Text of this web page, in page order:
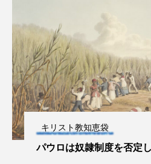
キリスト教知恵袋
パウロは奴隷制度を否定